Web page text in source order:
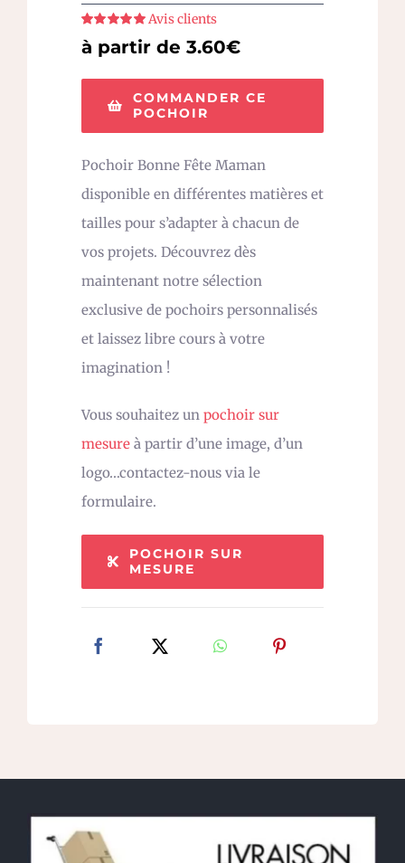
Note sur 5
Avis clients
à partir de 3.60€
COMMANDER CE
POCHOIR
Pochoir Bonne Fête Maman
disponible en différentes matières et
tailles pour s’adapter à chacun de
vos projets. Découvrez dès
maintenant notre sélection
exclusive de pochoirs personnalisés
et laissez libre cours à votre
imagination !
Vous souhaitez un pochoir sur
mesure à partir d’une image, d’un
logo…contactez-nous via le
formulaire.
POCHOIR SUR
MESURE